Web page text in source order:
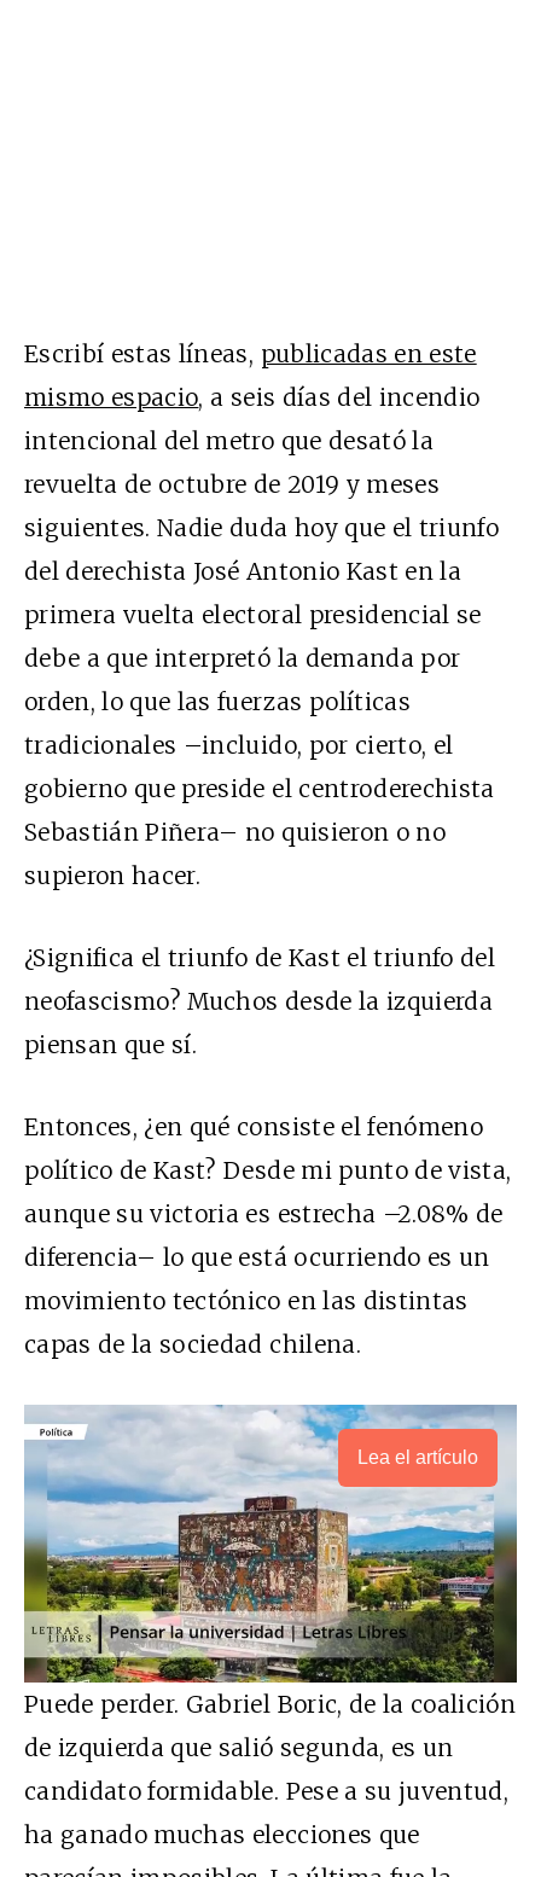
Escribí estas líneas, publicadas en este
mismo espacio, a seis días del incendio
intencional del metro que desató la
revuelta de octubre de 2019 y meses
siguientes. Nadie duda hoy que el triunfo
del derechista José Antonio Kast en la
primera vuelta electoral presidencial se
debe a que interpretó la demanda por
orden, lo que las fuerzas políticas
tradicionales –incluido, por cierto, el
gobierno que preside el centroderechista
Sebastián Piñera– no quisieron o no
supieron hacer.
¿Significa el triunfo de Kast el triunfo del
neofascismo? Muchos desde la izquierda
piensan que sí.
Entonces, ¿en qué consiste el fenómeno
político de Kast? Desde mi punto de vista,
aunque su victoria es estrecha –2.08% de
diferencia– lo que está ocurriendo es un
movimiento tectónico en las distintas
capas de la sociedad chilena.
Lea el artículo
Puede perder. Gabriel Boric, de la coalición
de izquierda que salió segunda, es un
candidato formidable. Pese a su juventud,
ha ganado muchas elecciones que